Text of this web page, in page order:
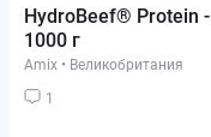
HydroBeef® Protein -
1000 г
Amix • Великобритания
1